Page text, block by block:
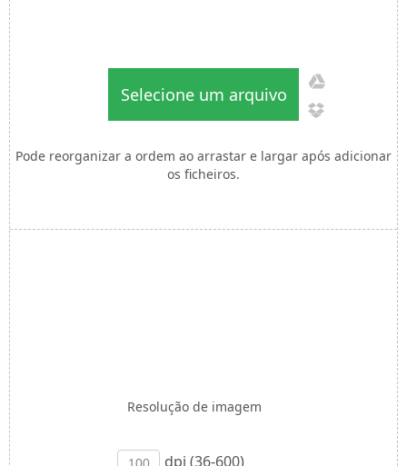
Selecione um arquivo
Pode reorganizar a ordem ao arrastar e largar após adicionar
os ficheiros.
Resolução de imagem
dpi (36-600)